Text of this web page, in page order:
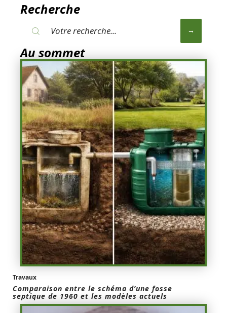
Recherche
Au sommet
Travaux
Comparaison entre le schéma d’une fosse
septique de 1960 et les modèles actuels